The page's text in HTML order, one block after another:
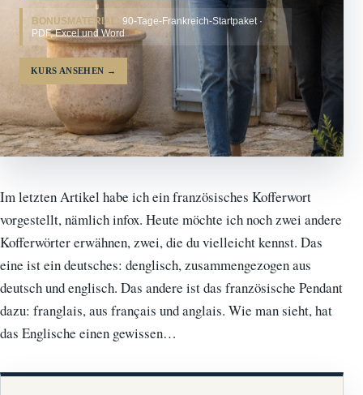
BONUSMATERIAL: 90-Tage-Frankreich-Startpaket ·
PDF, Excel und Word
KURS ANSEHEN →
Im letzten Artikel habe ich ein französisches Kofferwort
vorgestellt, nämlich infox. Heute möchte ich noch zwei andere
Kofferwörter erwähnen, zwei, die du vielleicht kennst. Das
eine ist ein deutsches: denglisch, zusammengezogen aus
deutsch und englisch. Das andere ist das französische Pendant
dazu: franglais, aus français und anglais. Wie man sieht, hat
das Englische einen gewissen…